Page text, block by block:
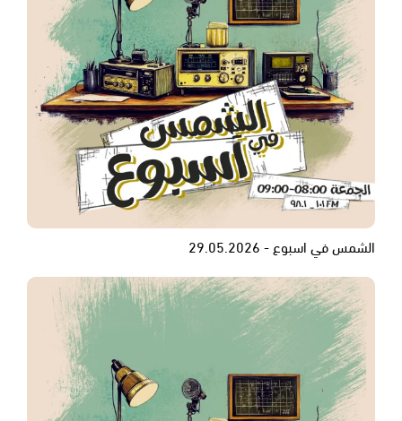
الشمس في اسبوع - 29.05.2026